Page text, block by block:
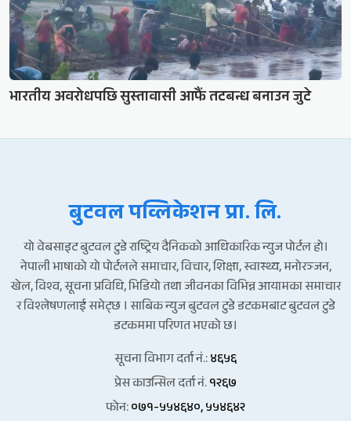
भारतीय अवरोधपछि सुस्तावासी आफैं तटबन्ध बनाउन जुटे
बुटवल पव्लिकेशन प्रा. लि.
यो वेबसाइट बुटवल टुडे राष्ट्रिय दैनिकको आधिकारिक न्युज पोर्टल हो।
नेपाली भाषाको यो पोर्टलले समाचार, विचार, शिक्षा, स्वास्थ्य, मनोरञ्जन,
खेल, विश्व, सूचना प्रविधि, भिडियो तथा जीवनका विभिन्न आयामका समाचार
र विश्लेषणलाई समेट्छ । साबिक न्युज बुटवल टुडे डटकमबाट बुटवल टुडे
डटकममा परिणत भएको छ।
सूचना विभाग दर्ता नं.:४६५६
प्रेस काउन्सिल दर्ता नं.१२६७
फोन:०७१-५५४६४०, ५५४६४२